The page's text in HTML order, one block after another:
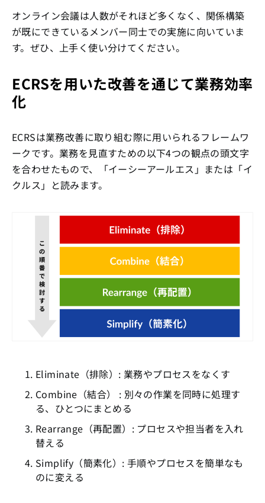
オンライン会議は人数がそれほど多くなく、関係構築
が既にできているメンバー同士での実施に向いていま
す。ぜひ、上手く使い分けてください。
ECRSを用いた改善を通じて業務効率
化
ECRSは業務改善に取り組む際に用いられるフレームワ
ークです。業務を見直すための以下4つの観点の頭文字
を合わせたもので、「イーシーアールエス」または「イ
クルス」と読みます。
Eliminate（排除）: 業務やプロセスをなくす
Combine（結合） : 別々の作業を同時に処理す
る、ひとつにまとめる
Rearrange（再配置）: プロセスや担当者を入れ
替える
Simplify（簡素化）: 手順やプロセスを簡単なも
のに変える